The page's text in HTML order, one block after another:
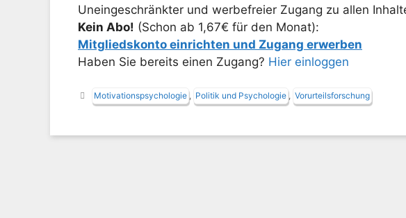
Uneingeschränkter und werbefreier Zugang zu allen
Kein Abo! (Schon ab 1,67€ für den Monat):
Mitgliedskonto einrichten und Zugang erwerben
Haben Sie bereits einen Zugang? Hier einloggen
Schlagwörter
Motivationspsychologie , Politik und Psychologie , Vorurteilsforschung